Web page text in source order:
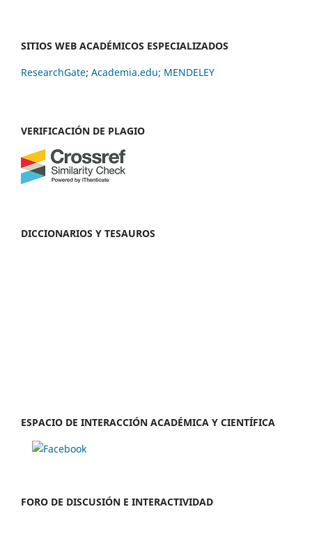
SITIOS WEB ACADÉMICOS ESPECIALIZADOS
ResearchGate; Academia.edu; MENDELEY
VERIFICACIÓN DE PLAGIO
DICCIONARIOS Y TESAUROS
ESPACIO DE INTERACCIÓN ACADÉMICA Y CIENTÍFICA
FORO DE DISCUSIÓN E INTERACTIVIDAD